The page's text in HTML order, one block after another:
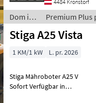
pro Mäheinsatz bis zu
1050m² + Batterieka
4484 Kronstorf
Dom in
vrt /
Stiga
Premium Plus
Stiga A25 Vista
1 KM/1 kW L. pr. 2026
Stiga Mähroboter A25 V
Sofort Verfügbar in